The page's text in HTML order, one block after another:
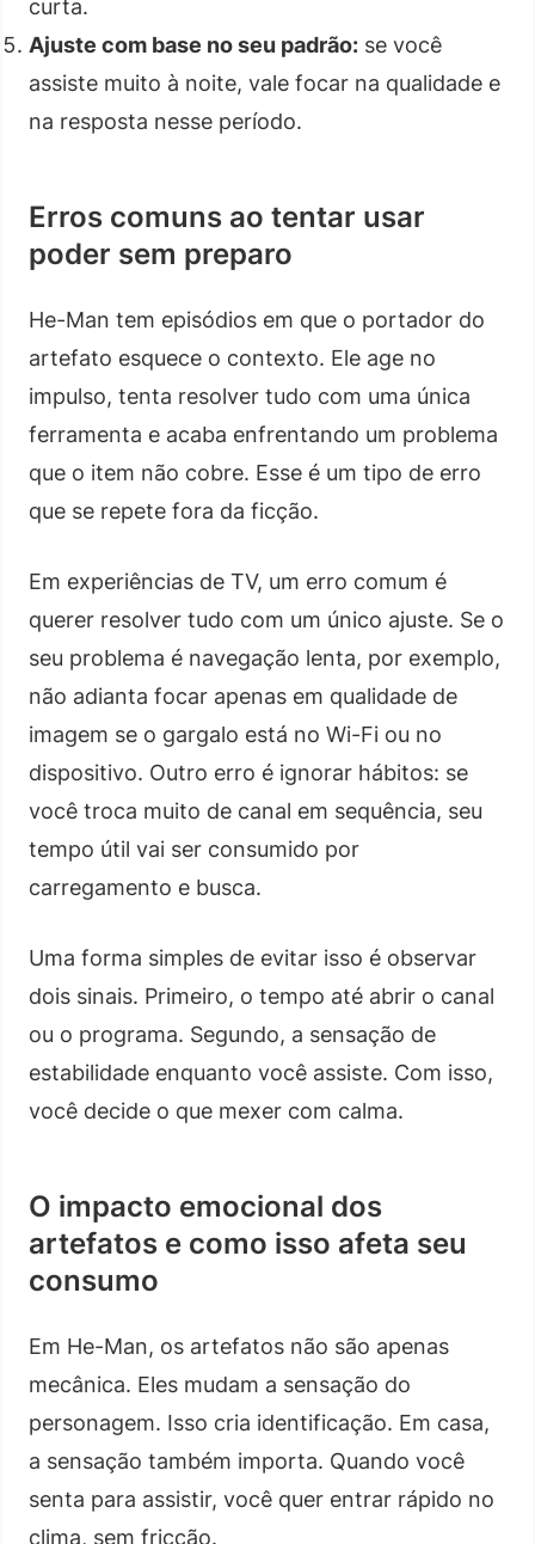
curta.
Ajuste com base no seu padrão: se você
assiste muito à noite, vale focar na qualidade e
na resposta nesse período.
Erros comuns ao tentar usar
poder sem preparo
He-Man tem episódios em que o portador do
artefato esquece o contexto. Ele age no
impulso, tenta resolver tudo com uma única
ferramenta e acaba enfrentando um problema
que o item não cobre. Esse é um tipo de erro
que se repete fora da ficção.
Em experiências de TV, um erro comum é
querer resolver tudo com um único ajuste. Se o
seu problema é navegação lenta, por exemplo,
não adianta focar apenas em qualidade de
imagem se o gargalo está no Wi-Fi ou no
dispositivo. Outro erro é ignorar hábitos: se
você troca muito de canal em sequência, seu
tempo útil vai ser consumido por
carregamento e busca.
Uma forma simples de evitar isso é observar
dois sinais. Primeiro, o tempo até abrir o canal
ou o programa. Segundo, a sensação de
estabilidade enquanto você assiste. Com isso,
você decide o que mexer com calma.
O impacto emocional dos
artefatos e como isso afeta seu
consumo
Em He-Man, os artefatos não são apenas
mecânica. Eles mudam a sensação do
personagem. Isso cria identificação. Em casa,
a sensação também importa. Quando você
senta para assistir, você quer entrar rápido no
clima, sem fricção.